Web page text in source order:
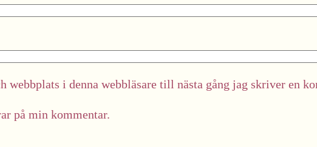
webbplats i denna webbläsare till nästa gång jag skriver en
på min kommentar.